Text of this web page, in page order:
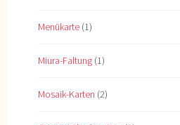
Menükarte (1)
Miura-Faltung (1)
Mosaik-Karten (2)